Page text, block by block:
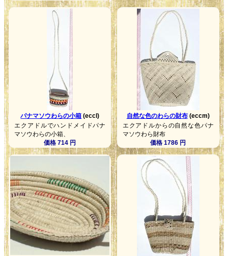
パナマソウわらの小箱 (eccl)
エクアドルでハンドメイドパナ
マソウわらの小箱、
価格 714 円
自然な色のわらの財布(eccm)
エクアドルからの自然な色パナ
マソウわら財布
価格 1786 円